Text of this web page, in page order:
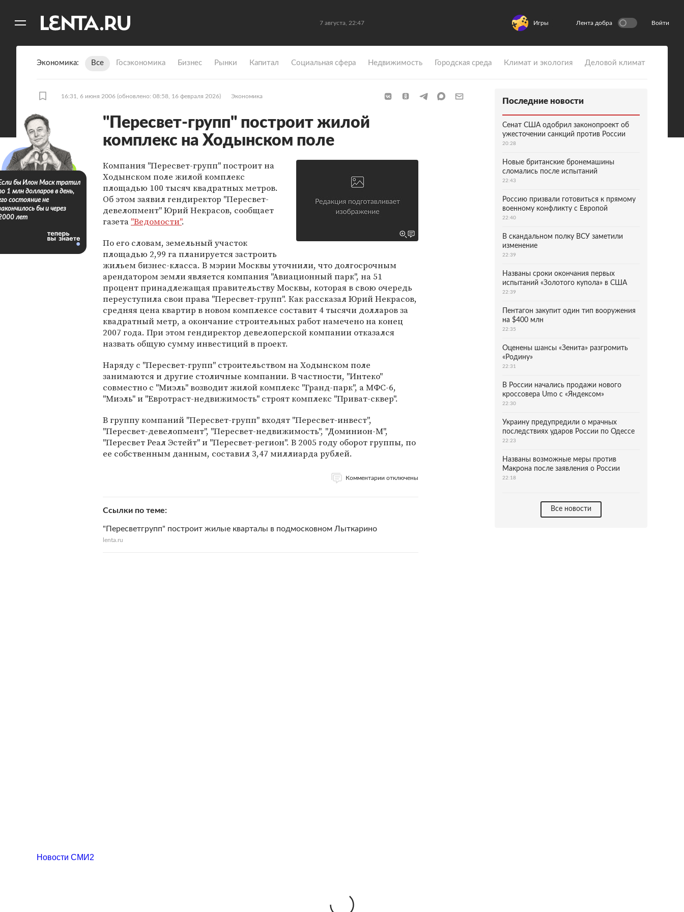
7 августа, 22:47 Игры Лента добра Войти
Экономика Все Госэкономика Бизнес Рынки Капитал Социальная сфера Недвижимость Городская среда Климат и экология Деловой климат
16:31, 6 июня 2006 (обновлено: 08:58, 16 февраля 2026) Экономика
"Пересвет-групп" построит жилой
комплекс на Ходынском поле
Компания "Пересвет-групп" построит на
Ходынском поле жилой комплекс
площадью 100 тысяч квадратных метров.
Об этом заявил гендиректор "Пересвет-
девелопмент" Юрий Некрасов, сообщает
газета "Ведомости".
По его словам, земельный участок
площадью 2,99 га планируется застроить
жильем бизнес-класса. В мэрии Москвы уточнили, что долгосрочным
арендатором земли является компания "Авиационный парк", на 51
процент принадлежащая правительству Москвы, которая в свою очередь
переуступила свои права "Пересвет-групп". Как рассказал Юрий Некрасов,
средняя цена квартир в новом комплексе составит 4 тысячи долларов за
квадратный метр, а окончание строительных работ намечено на конец
2007 года. При этом гендиректор девелоперской компании отказался
назвать общую сумму инвестиций в проект.
Наряду с "Пересвет-групп" строительством на Ходынском поле
занимаются и другие столичные компании. В частности, "Интеко"
совместно с "Миэль" возводит жилой комплекс "Гранд-парк", а МФС-6,
"Миэль" и "Евротраст-недвижимость" строят комплекс "Приват-сквер".
В группу компаний "Пересвет-групп" входят "Пересвет-инвест",
"Пересвет-девелопмент", "Пересвет-недвижимость", "Доминион-М",
"Пересвет Реал Эстейт" и "Пересвет-регион". В 2005 году оборот группы, по
ее собственным данным, составил 3,47 миллиарда рублей.
Комментарии отключены
Ссылки по теме
"Пересветгрупп" построит жилые кварталы в подмосковном Лыткарино
lenta.ru
бы Илон Маск тратил
1 млн долларов в день,
состояние не
бы и через
лет
Последние новости
Сенат США одобрил законопроект об
ужесточении санкций против России
20:28
Новые британские бронемашины
сломались после испытаний
22:43
Россию призвали готовиться к прямому
военному конфликту с Европой
22:40
В скандальном полку ВСУ заметили
изменение
22:39
Названы сроки окончания первых
испытаний «Золотого купола» в США
22:39
Пентагон закупит один тип вооружения
на $400 млн
22:35
Оценены шансы «Зенита» разгромить
«Родину»
22:31
В России начались продажи нового
кроссовера Umo с «Яндексом»
22:30
Украину предупредили о мрачных
последствиях ударов России по Одессе
22:23
Названы возможные меры против
Макрона после заявления о России
22:18
Все новости
Новости СМИ2